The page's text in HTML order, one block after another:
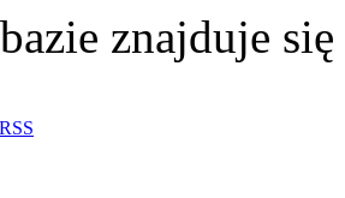
znajduje się
RSS